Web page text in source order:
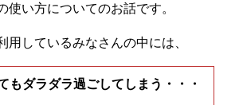
使い方についてのお話です。
用しているみなさんの中には、
もダラダラ過ごしてしまう・・・